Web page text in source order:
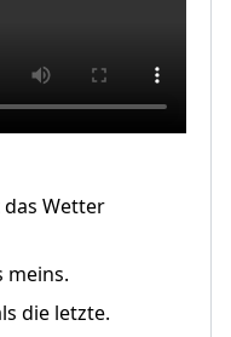
Wetter
meins.
die letzte.